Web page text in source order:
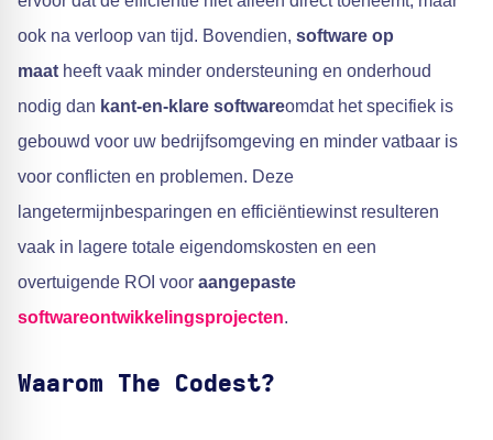
ook na verloop van tijd. Bovendien, software op
maat heeft vaak minder ondersteuning en onderhoud
nodig dan kant-en-klare softwareomdat het specifiek is
gebouwd voor uw bedrijfsomgeving en minder vatbaar is
voor conflicten en problemen. Deze
langetermijnbesparingen en efficiëntiewinst resulteren
vaak in lagere totale eigendomskosten en een
overtuigende ROI voor aangepaste
softwareontwikkelingsprojecten.
Waarom The Codest?